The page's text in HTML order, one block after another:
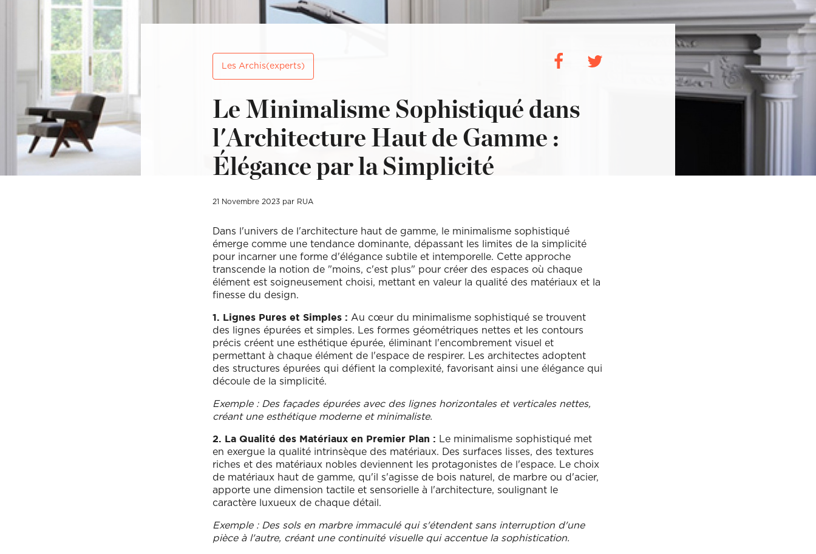
Les Archis(experts)
Le Minimalisme Sophistiqué dans
l'Architecture Haut de Gamme :
Élégance par la Simplicité
21 Novembre 2023 par RUA
Dans l'univers de l'architecture haut de gamme, le minimalisme sophistiqué
émerge comme une tendance dominante, dépassant les limites de la simplicité
pour incarner une forme d'élégance subtile et intemporelle. Cette approche
transcende la notion de "moins, c'est plus" pour créer des espaces où chaque
élément est soigneusement choisi, mettant en valeur la qualité des matériaux et la
finesse du design.
1. Lignes Pures et Simples : Au cœur du minimalisme sophistiqué se trouvent
des lignes épurées et simples. Les formes géométriques nettes et les contours
précis créent une esthétique épurée, éliminant l'encombrement visuel et
permettant à chaque élément de l'espace de respirer. Les architectes adoptent
des structures épurées qui défient la complexité, favorisant ainsi une élégance qui
découle de la simplicité.
Exemple : Des façades épurées avec des lignes horizontales et verticales nettes,
créant une esthétique moderne et minimaliste.
2. La Qualité des Matériaux en Premier Plan : Le minimalisme sophistiqué met
en exergue la qualité intrinsèque des matériaux. Des surfaces lisses, des textures
riches et des matériaux nobles deviennent les protagonistes de l'espace. Le choix
de matériaux haut de gamme, qu'il s'agisse de bois naturel, de marbre ou d'acier,
apporte une dimension tactile et sensorielle à l'architecture, soulignant le
caractère luxueux de chaque détail.
Exemple : Des sols en marbre immaculé qui s'étendent sans interruption d'une
pièce à l'autre, créant une continuité visuelle qui accentue la sophistication.
Attention si votre ville contient des tirets, ne les oubliez pas !
(Ex: Nogent-sur-marne).
Vous êtes un client
Mon budget total (€) Souhaitez-vous nous en dire plus sur votre projet ?
Votre rendez-vous par :
Mon budget total (€)